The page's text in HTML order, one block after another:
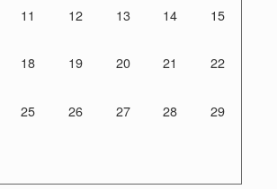
11 12 13 14 15
18 19 20 21 22
25 26 27 28 29